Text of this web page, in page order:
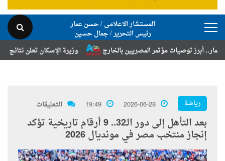
المستشار الاعلامى / حسن عمار
رئيس التحرير / جمال حسين
وزيرة الإسكان تعلن نتائج قرعة
توصيات مؤتمر المصريين بالخارج
رياضة 2026-06-28
19:49 التعليقات
بعد التأهل إلى دور الـ32.. 9 أرقام تاريخية تؤكد
إنجاز منتخب مصر في مونديال 2026